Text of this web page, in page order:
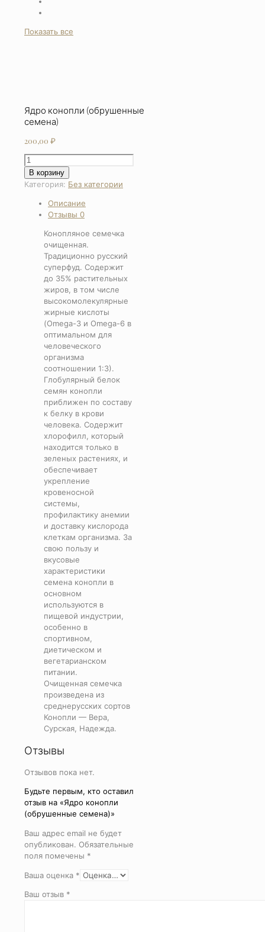
Показать все
Ядро конопли (обрушенные
семена)
200,00 ₽
Количество
товара
Ядро
(обрушенные
семена)
В корзину
Категория: Без категории
Описание
Отзывы 0
Конопляное семечка
очищенная.
Традиционно русский
суперфуд. Содержит
до 35% растительных
жиров, в том числе
высокомолекулярные
жирные кислоты
(Omega-3 и Omega-6 в
оптимальном для
человеческого
организма
соотношении 1:3).
Глобулярный белок
семян конопли
приближен по составу
к белку в крови
человека. Содержит
хлорофилл, который
находится только в
зеленых растениях, и
обеспечивает
укрепление
кровеносной
системы,
профилактику анемии
и доставку кислорода
клеткам организма. За
свою пользу и
вкусовые
характеристики
семена конопли в
основном
используются в
пищевой индустрии,
особенно в
спортивном,
диетическом и
вегетарианском
питании.
Очищенная семечка
произведена из
среднерусских сортов
Конопли — Вера,
Сурская, Надежда.
Отзывы
Отзывов пока нет.
Будьте первым, кто оставил
отзыв на «Ядро конопли
(обрушенные семена)»
Ваш адрес email не будет
опубликован. Обязательные
поля помечены *
Ваша оценка *
Ваш отзыв *